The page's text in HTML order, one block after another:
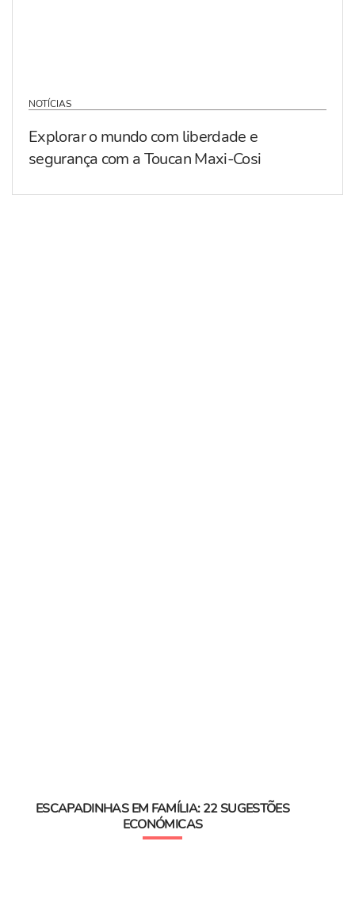
NOTÍCIAS
Explorar o mundo com liberdade e
segurança com a Toucan Maxi-Cosi
ESCAPADINHAS EM FAMÍLIA: 22 SUGESTÕES
ECONÓMICAS